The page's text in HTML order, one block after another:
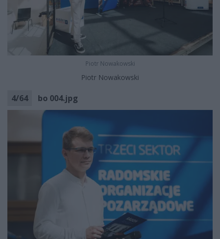
Piotr Nowakowski
Piotr Nowakowski
4/64 bo 004.jpg